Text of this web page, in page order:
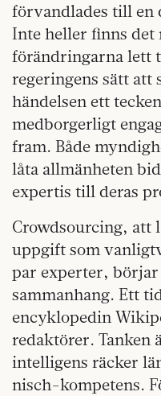
förvandlades till en
Inte heller finns det
förändringarna lett
regeringens sätt att
händelsen ett
medborgerligt
fram. Både
låta allmänheten
expertis till deras
Crowdsourcing, att
uppgift som
par experter,
sammanhang. Ett
encyklopedin
redaktörer. Tanken
intelligens räcker
nisch-kompetens.